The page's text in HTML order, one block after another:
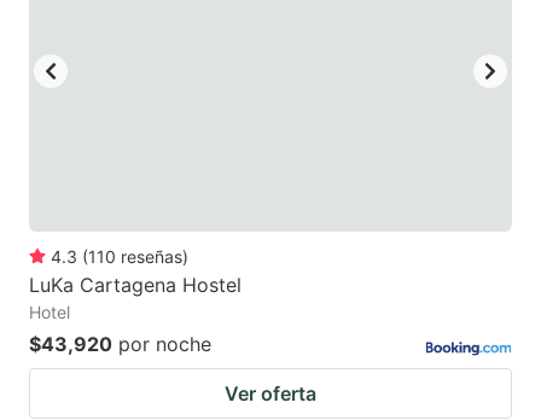
4.3 (110 reseñas)
LuKa Cartagena Hostel
Hotel
$43,920 por noche
Ver oferta